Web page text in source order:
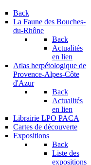
Back
La Faune des Bouches-
du-Rhône
Back
Actualités
en lien
Atlas herpétologique de
Provence-Alpes-Côte
d'Azur
Back
Actualités
en lien
Librairie LPO PACA
Cartes de découverte
Expositions
Back
Liste des
expositions